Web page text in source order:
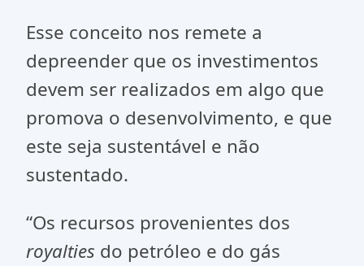
Esse conceito nos remete a
depreender que os investimentos
devem ser realizados em algo que
promova o desenvolvimento, e que
este seja sustentável e não
sustentado.
“Os recursos provenientes dos
royalties do petróleo e do gás